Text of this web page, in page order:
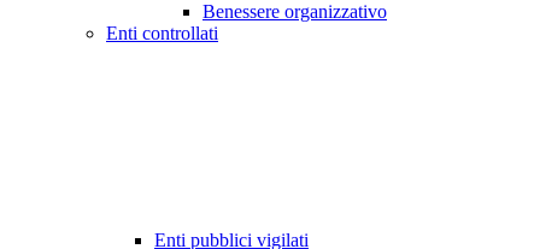
Benessere organizzativo
Enti controllati
Enti pubblici vigilati